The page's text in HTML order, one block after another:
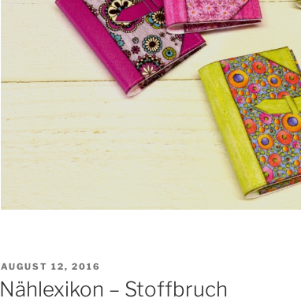
VERÖFFENTLICHT
AM
AUGUST 12, 2016
Nählexikon – Stoffbruch